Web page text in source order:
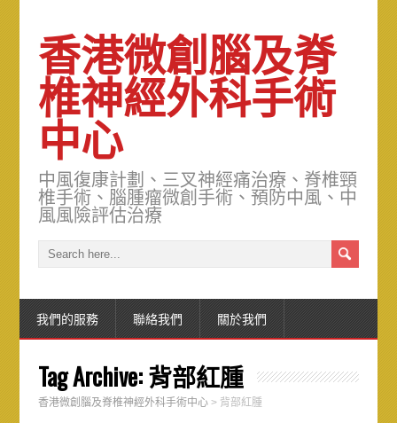
香港微創腦及脊
椎神經外科手術
中心
中風復康計劃、三叉神經痛治療、脊椎頸
椎手術、腦腫瘤微創手術、預防中風、中
風風險評估治療
我們的服務 聯絡我們 關於我們
Tag Archive:背部紅腫
香港微創腦及脊椎神經外科手術中心> 背部紅腫